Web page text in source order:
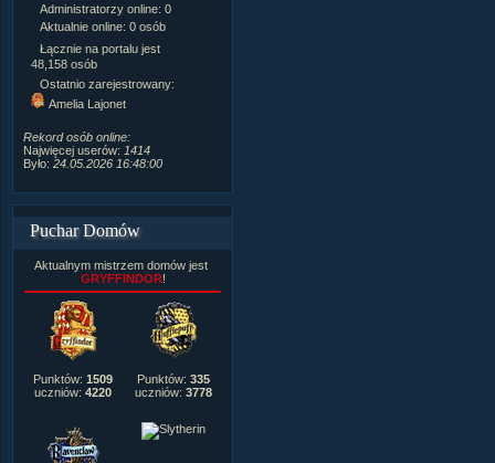
Administratorzy online: 0
Aktualnie online: 0 osób
Łącznie na portalu jest
48,158 osób
Ostatnio zarejestrowany:
Amelia Lajonet
Rekord osób online:
Najwięcej userów: 1414
Było: 24.05.2026 16:48:00
Puchar Domów
Aktualnym mistrzem domów jest
GRYFFINDOR!
Punktów: 1509
uczniów: 4220
Punktów: 335
uczniów: 3778